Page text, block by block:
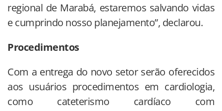
regional de Marabá, estaremos salvando vidas
e cumprindo nosso planejamento”, declarou.
Procedimentos
Com a entrega do novo setor serão oferecidos
aos usuários procedimentos em cardiologia,
como cateterismo cardíaco com